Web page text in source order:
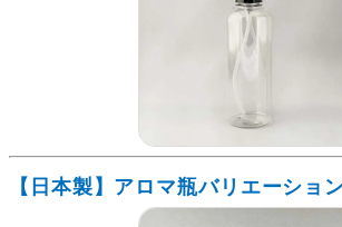
【日本製】アロマ瓶バリエーショ